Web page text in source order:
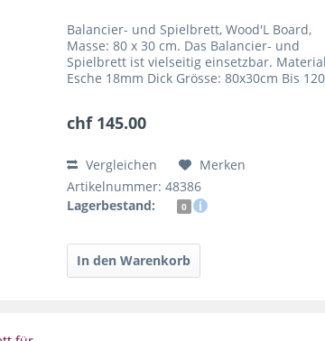
Balancier- und Spielbrett, Wood'L Board,
Masse: 80 x 30 cm. Das Balancier- und
Spielbrett ist vielseitig einsetzbar.
Esche 18mm Dick Grösse: 80x30cm Bis
chf 145.00
Vergleichen
Merken
Artikelnummer: 48386
Lagerbestand:
0